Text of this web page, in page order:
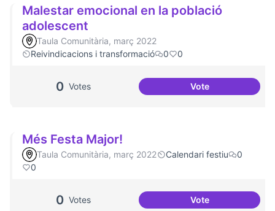
Malestar emocional en la població
adolescent
Taula Comunitària, març 2022
Reivindicacions i transformació
0 0
0 Votes VoteMalestar
Més Festa Major!
Taula Comunitària, març 2022 Calendari festiu
0
0
0 Votes VoteMés Festa Major!